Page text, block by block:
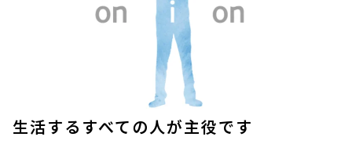
生活するすべての人が主役です